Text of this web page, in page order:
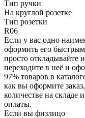
Тип ручки
На круглой розетке
Тип розетки
R06
Если у вас одно
оформить его
просто откладывайте
переходите в неё и
97% товаров в
как вы оформите
количестве на складе
оплаты.
Если вы физлицо